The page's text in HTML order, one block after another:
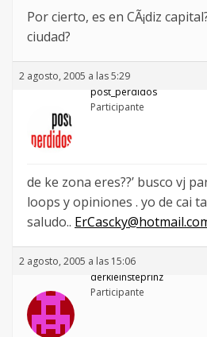
Por cierto, es en CÃ¡diz
ciudad?
2 agosto, 2005 a las 5:29
post_perdidos
Participante
de ke zona eres??’ busco vj
loops y opiniones . yo de cai
saludo..
2 agosto, 2005 a las 15:06
derkleinsteprinz
Participante